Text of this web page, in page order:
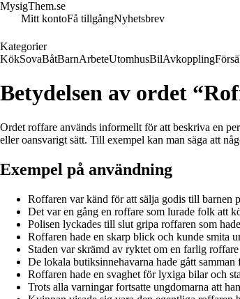
MysigThem.se
Mitt kontoFå tillgångNyhetsbrev
Kategorier
KökSovaBåtBarnArbeteUtomhusBilAvkoppling
Betydelsen av ordet
Ordet roffare används informellt för att beskriva en
eller oansvarigt sätt. Till exempel kan man säga att
Exempel på användning
Roffaren var känd för att sälja godis till barnen
Det var en gång en roffare som lurade folk att
Polisen lyckades till slut gripa roffaren som
Roffaren hade en skarp blick och kunde smita
Staden var skrämd av ryktet om en farlig
De lokala butiksinnehavarna hade gått
Roffaren hade en svaghet för lyxiga bilar och
Trots alla varningar fortsatte ungdomarna att